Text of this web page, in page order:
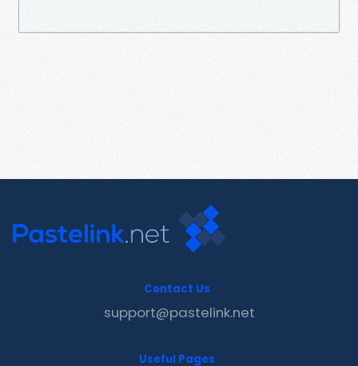
Contact Us
support@pastelink.net
Useful Pages